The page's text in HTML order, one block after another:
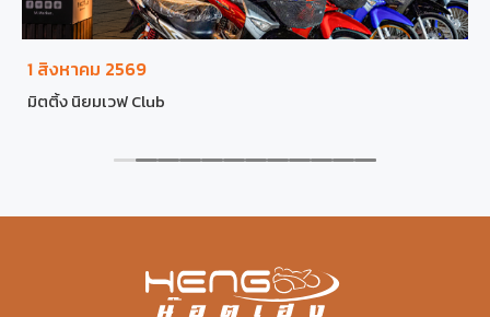
1 สิงหาคม 2569
มิตติ้ง นิยมเวฟ Club